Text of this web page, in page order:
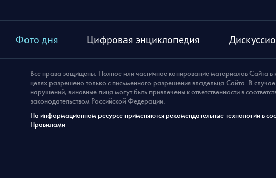
Фото дня Цифровая энциклопедия
Все права защищены. Полное или частичное копирование материалов Сайта в
целях разрешено только с письменного разрешения владельца Сайта. В
нарушений, виновные лица могут быть привлечены к ответственности в
законодательством Российской Федерации.
На информационном ресурсе применяются рекомендательные технологии в
Правилами